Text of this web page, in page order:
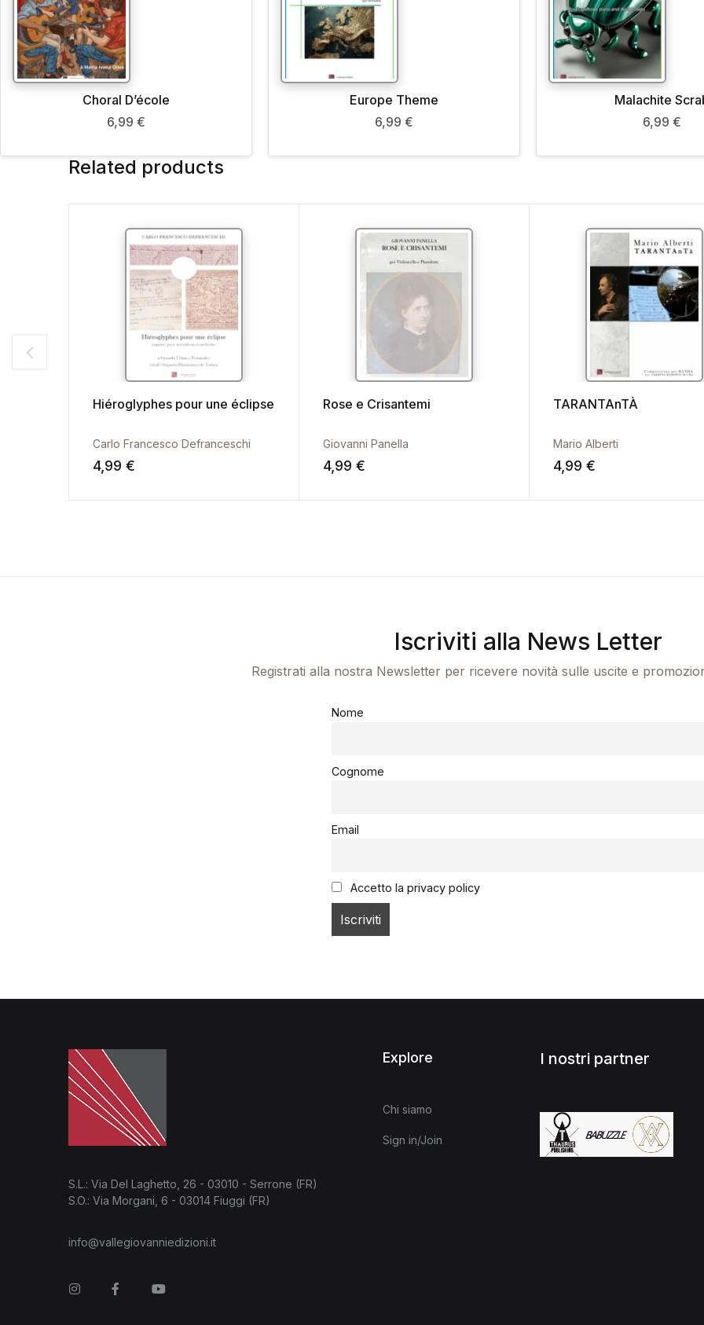
Choral D’école
6,99 €
Europe Theme
6,99 €
Malachite
6,99 €
Related products
Hiéroglyphes pour une éclipse
Carlo Francesco Defranceschi
4,99 €
Rose e Crisantemi
Giovanni Panella
4,99 €
TARANTAnTÀ
Mario Alberti
4,99 €
Iscriviti alla News Letter
Registrati alla nostra Newsletter per ricevere novità sulle uscite e
Nome
Cognome
Email
Accetto la privacy policy
S.L.: Via Del Laghetto, 26 - 03010 - Serrone (FR)
S.O.: Via Morgani, 6 - 03014 Fiuggi (FR)
info@vallegiovanniedizioni.it
InstagramFacebookYou Tube
Explore
Chi siamo
Sign in/Join
I nostri partner